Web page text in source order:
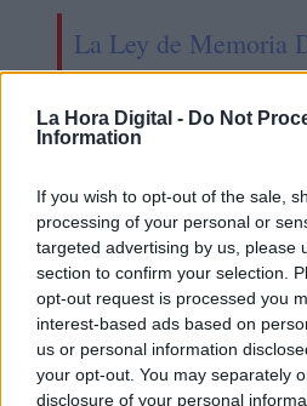
La Hora Digital - Do Not
Information
If you wish to opt-out of the sale,
processing of your personal or
targeted advertising by us, please
section to confirm your selection.
opt-out request is processed you
interest-based ads based on
us or personal information
your opt-out. You may separately
disclosure of your personal
La Ley de Memoria
supera la primera
Congreso